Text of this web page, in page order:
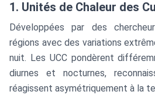
1. Unités de Chaleur des
Développées par des
régions avec des variations
nuit. Les UCC pondèrent
diurnes et nocturnes,
réagissent asymétriquement à la